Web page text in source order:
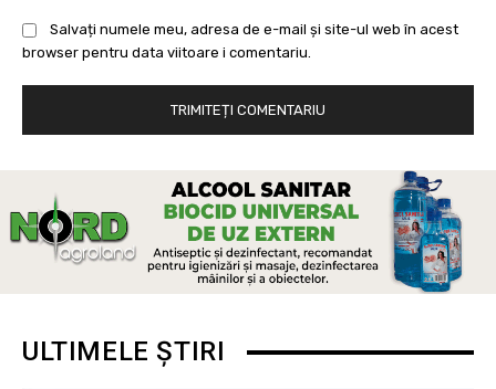
Salvați numele meu, adresa de e-mail și site-ul web în acest
browser pentru data viitoare i comentariu.
ULTIMELE ȘTIRI